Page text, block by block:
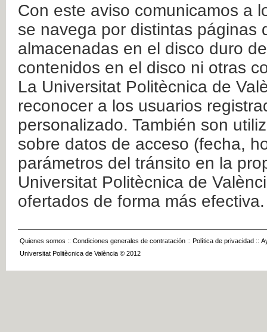
Con este aviso comunicamos a
se navega por distintas páginas
almacenadas en el disco duro
contenidos en el disco ni otras
La Universitat Politècnica de
reconocer a los usuarios
personalizado. También son
sobre datos de acceso (fecha,
parámetros del tránsito en la
Universitat Politècnica de
ofertados de forma más efectiva.
Quienes somos :: Condiciones generales de contratación :: Política de privacidad ::
Universitat Politècnica de València © 2012